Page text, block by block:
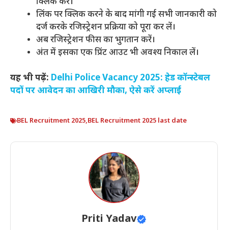
लिंक पर क्लिक करने के बाद मांगी गई सभी जानकारी को
दर्ज करके रजिस्ट्रेशन प्रक्रिया को पूरा कर लें।
अब रजिस्ट्रेशन फीस का भुगतान करें।
अंत में इसका एक प्रिंट आउट भी अवश्य निकाल लें।
यह भी पढ़ें: Delhi Police Vacancy 2025: हेड कॉन्स्टेबल
पदों पर आवेदन का आखिरी मौका, ऐसे करें अप्लाई
BEL Recruitment 2025,BEL Recruitment 2025 last date
Priti Yadav